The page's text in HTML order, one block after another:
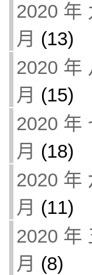
2020 年
月 (13)
2020 年
月 (15)
2020 年
月 (18)
2020 年
月 (11)
2020 年
月 (8)